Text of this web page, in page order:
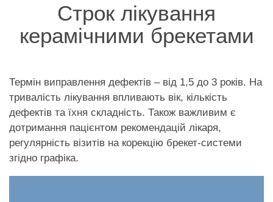
Строк лікування
керамічними брекетами
Термін виправлення дефектів – від 1,5 до 3 років. На
тривалість лікування впливають вік, кількість
дефектів та їхня складність. Також важливим є
дотримання пацієнтом рекомендацій лікаря,
регулярність візитів на корекцію брекет-системи
згідно графіка.